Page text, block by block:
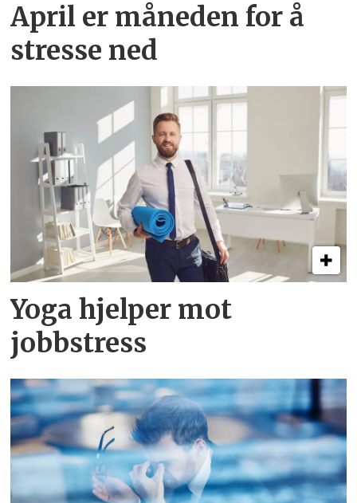
April er måneden for å
stresse ned
Yoga hjelper mot
jobbstress